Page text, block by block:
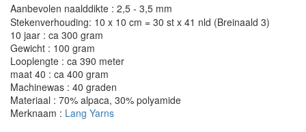
Aanbevolen naalddikte : 2,5 - 3,5 mm
Stekenverhouding: 10 x 10 cm = 30 st x 41 nld (Breinaald 3)
10 jaar : ca 300 gram
Gewicht : 100 gram
Looplengte : ca 390 meter
maat 40 : ca 400 gram
Machinewas : 40 graden
Materiaal : 70% alpaca, 30% polyamide
Merknaam : Lang Yarns